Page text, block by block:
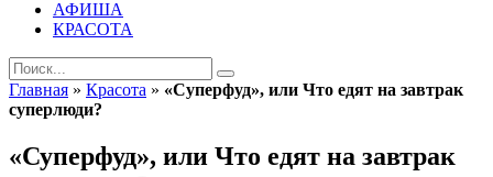
АФИША
КРАСОТА
Главная » Красота » «Суперфуд», или Что едят на завтрак
суперлюди?
«Суперфуд», или Что едят на завтрак